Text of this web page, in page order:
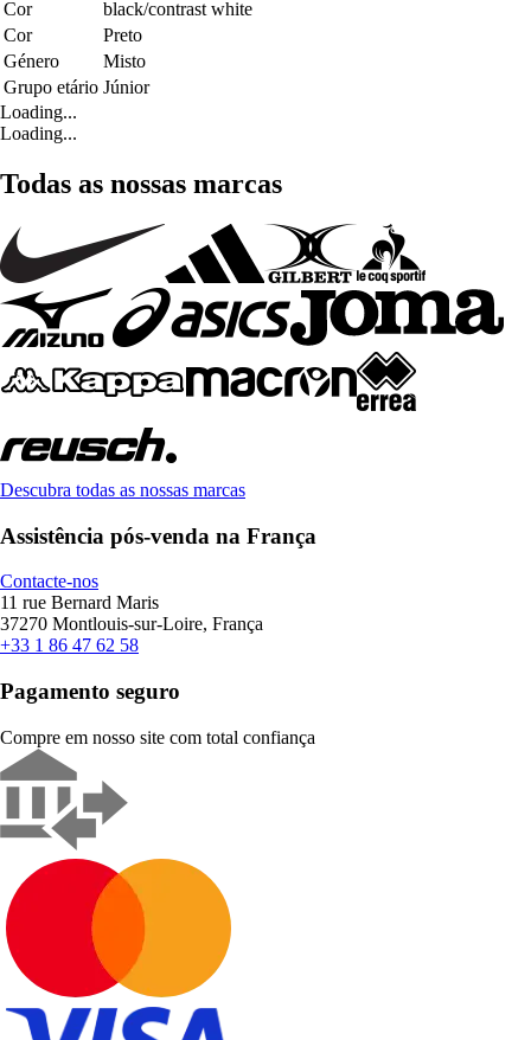
Cor
black/contrast white
Cor
Preto
Género
Misto
Grupo etário Júnior
Loading...
Loading...
Todas as nossas marcas
Descubra todas as nossas marcas
Assistência pós-venda na França
Contacte-nos
11 rue Bernard Maris
37270 Montlouis-sur-Loire, França
+33 1 86 47 62 58
Pagamento seguro
Compre em nosso site com total confiança